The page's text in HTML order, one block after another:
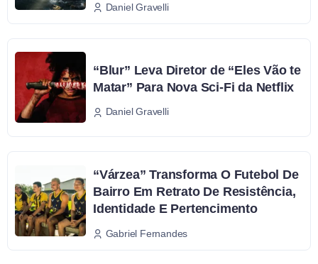
Daniel Gravelli
“Blur” Leva Diretor de “Eles Vão te
Matar” Para Nova Sci-Fi da Netflix
Daniel Gravelli
“Várzea” Transforma O Futebol De
Bairro Em Retrato De Resistência,
Identidade E Pertencimento
Gabriel Fernandes